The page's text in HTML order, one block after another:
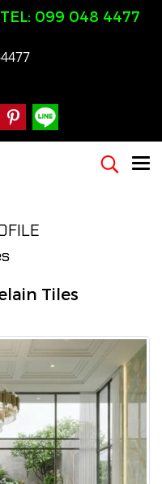
099 048 4477
Tiles